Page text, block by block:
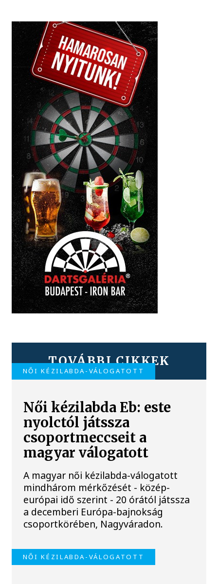
TOVÁBBI CIKKEK
NŐI KÉZILABDA-VÁLOGATOTT
Női kézilabda Eb: este
nyolctól játssza
csoportmeccseit a
magyar válogatott
A magyar női kézilabda-válogatott
mindhárom mérkőzését - közép-
európai idő szerint - 20 órától játssza
a decemberi Európa-bajnokság
csoportkörében, Nagyváradon.
NŐI KÉZILABDA-VÁLOGATOTT